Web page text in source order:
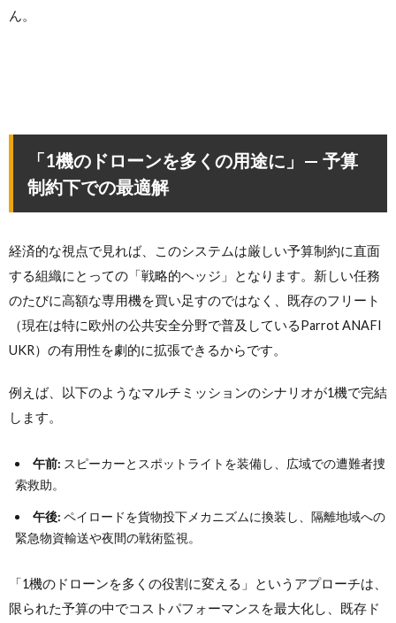
ん。
「1機のドローンを多くの用途に」— 予算
制約下での最適解
経済的な視点で見れば、このシステムは厳しい予算制約に直面
する組織にとっての「戦略的ヘッジ」となります。新しい任務
のたびに高額な専用機を買い足すのではなく、既存のフリート
（現在は特に欧州の公共安全分野で普及しているParrot ANAFI
UKR）の有用性を劇的に拡張できるからです。
例えば、以下のようなマルチミッションのシナリオが1機で完結
します。
午前: スピーカーとスポットライトを装備し、広域での遭難者捜
索救助。
午後: ペイロードを貨物投下メカニズムに換装し、隔離地域への
緊急物資輸送や夜間の戦術監視。
「1機のドローンを多くの役割に変える」というアプローチは、
限られた予算の中でコストパフォーマンスを最大化し、既存ド